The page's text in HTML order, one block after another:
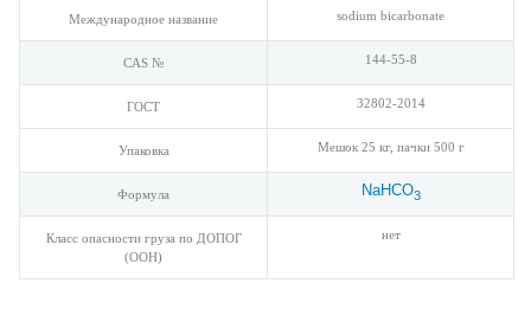
Международное название sodium bicarbonate
CAS № 144-55-8
ГОСТ 32802-2014
Упаковка Мешок 25 кг, пачки 500 г
Формула NaHCO3
Класс опасности груза по ДОПОГ
(ООН)
нет